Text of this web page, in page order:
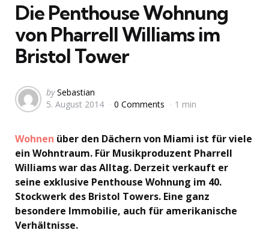
Die Penthouse Wohnung
von Pharrell Williams im
Bristol Tower
Posted
by
by Sebastian
5. August 2014
0 Comments 1 min
Wohnen über den Dächern von Miami ist für viele
ein Wohntraum. Für Musikproduzent Pharrell
Williams war das Alltag. Derzeit verkauft er
seine exklusive Penthouse Wohnung im 40.
Stockwerk des Bristol Towers. Eine ganz
besondere Immobilie, auch für amerikanische
Verhältnisse.